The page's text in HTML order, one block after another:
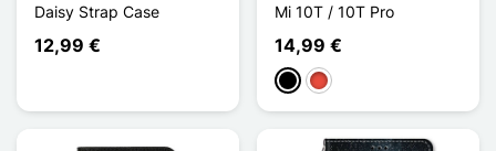
Daisy Strap Case
12,99 €
Mi 10T / 10T Pro
14,99 €
PretoVermelho